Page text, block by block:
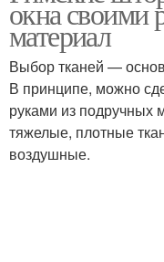
штор
Римская штора
окна своими
материал
Выбор тканей —
В принципе, можно
руками из подручных
тяжелые, плотные
воздушные.